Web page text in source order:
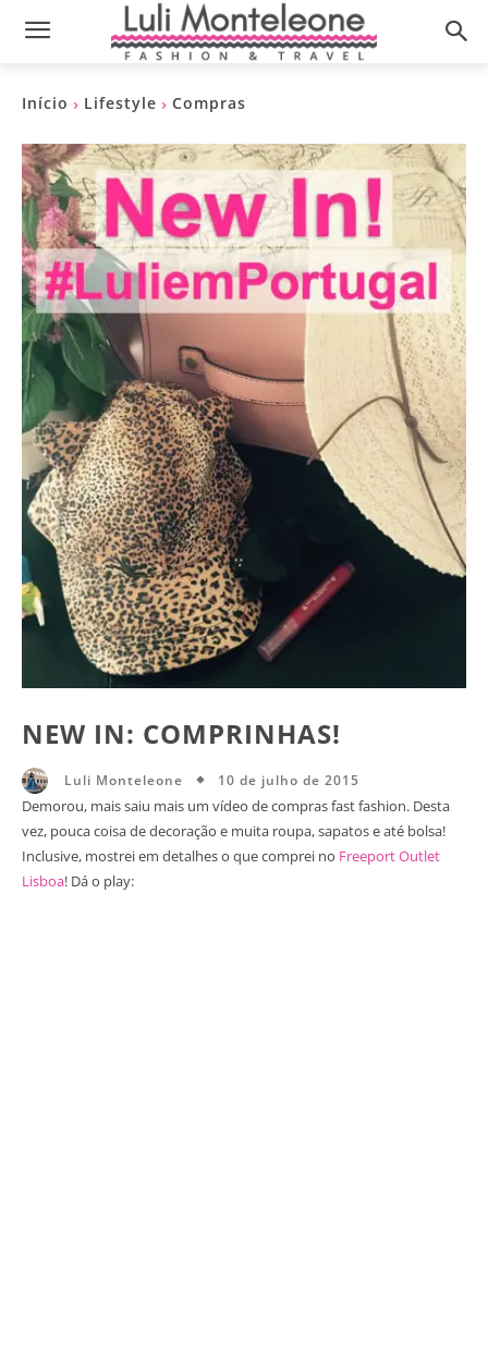
Início Lifestyle Compras
NEW IN: COMPRINHAS!
Luli Monteleone 10 de julho de 2015
Demorou, mais saiu mais um vídeo de compras fast fashion. Desta
vez, pouca coisa de decoração e muita roupa, sapatos e até bolsa!
Inclusive, mostrei em detalhes o que comprei no Freeport Outlet
Lisboa! Dá o play: